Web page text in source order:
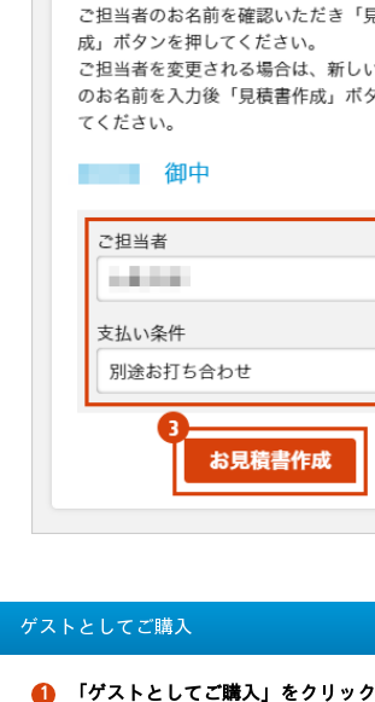
ゲストとしてご購入
1 「ゲストとしてご購入」をクリック